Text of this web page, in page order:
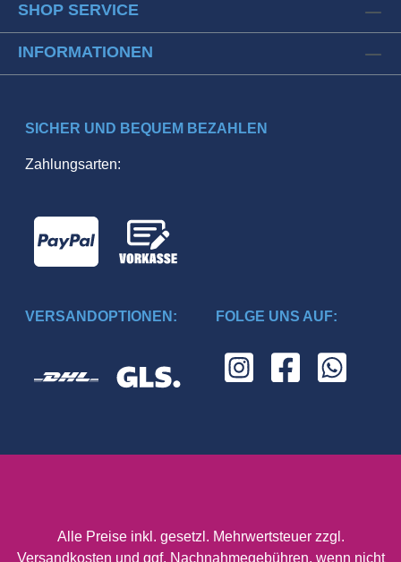
SHOP SERVICE
INFORMATIONEN
SICHER UND BEQUEM BEZAHLEN
Zahlungsarten:
VERSANDOPTIONEN: FOLGE UNS AUF:
Alle Preise inkl. gesetzl. Mehrwertsteuer zzgl.
Versandkosten und ggf. Nachnahmegebühren, wenn nicht